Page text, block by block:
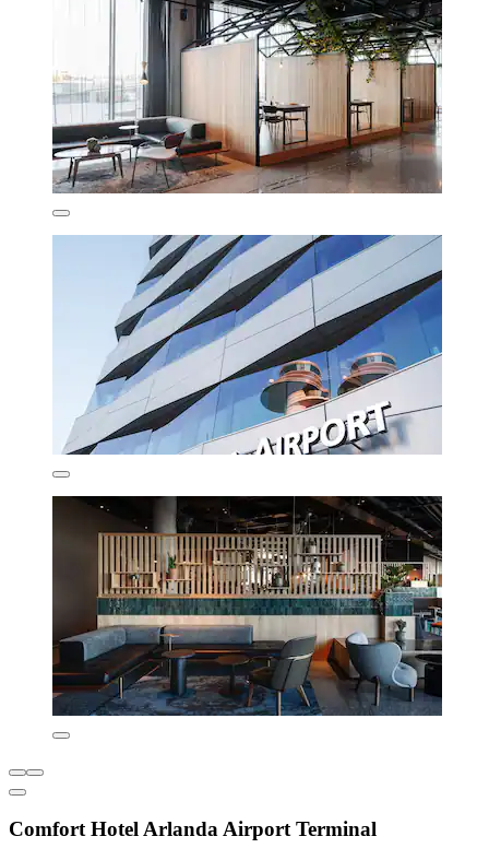
Comfort Hotel Arlanda Airport Terminal